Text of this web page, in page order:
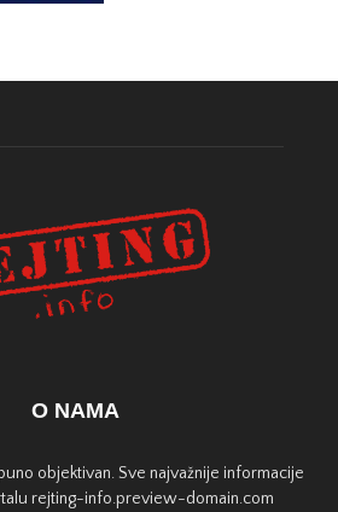
O NAMA
objektivan. Sve najvažnije informacije
rejting-info.preview-domain.com